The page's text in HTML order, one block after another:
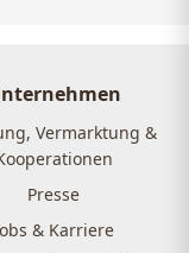
Vermarktung &
Presse
& Karriere